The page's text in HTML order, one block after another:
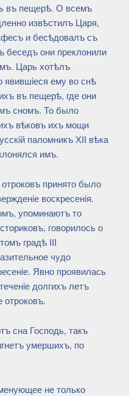
въ пещерѣ. О всемъ
извѣстилъ Царя,
и бесѣдовалъ съ
беседъ они преклонили
Царь хотѣлъ
явившiеся ему во снѣ
въ пещерѣ, где они
сномъ. То было
вѣковъ ихъ мощи
паломникъ ХII вѣка
имъ.
принято было
воскресенiя.
упоминаютъ то
говорилось о
градѣ III
чудо
Явно проявилась
долгихъ летъ
отроковъ.
сна Господь, такъ
умершихъ, по
не только